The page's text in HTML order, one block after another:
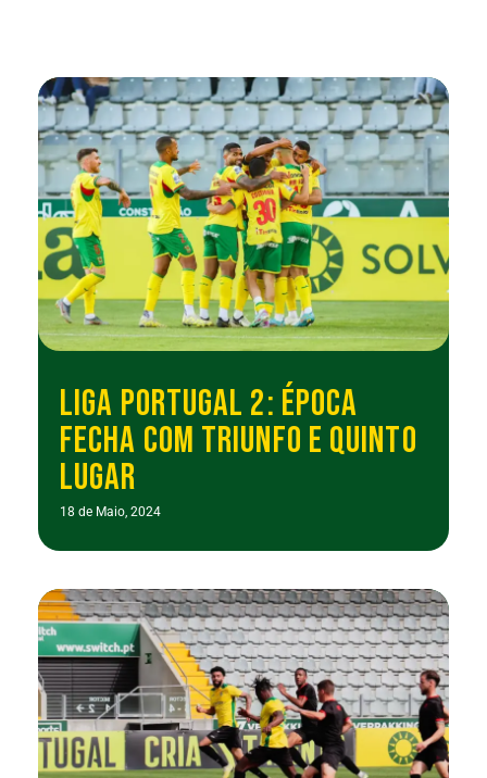
LIGA PORTUGAL 2: ÉPOCA
FECHA COM TRIUNFO E QUINTO
LUGAR
18 de Maio, 2024